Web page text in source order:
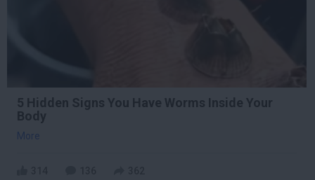
5 Hidden Signs You Have Worms Inside Your
Body
More